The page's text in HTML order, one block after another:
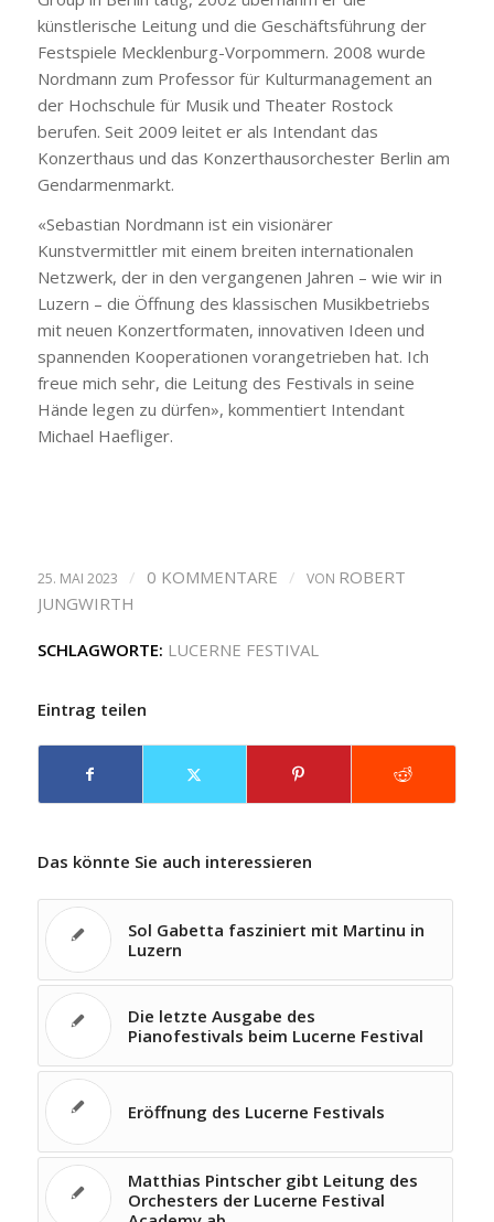
künstlerische Leitung und die Geschäftsführung der
Festspiele Mecklenburg-Vorpommern. 2008 wurde
Nordmann zum Professor für Kulturmanagement an
der Hochschule für Musik und Theater Rostock
berufen. Seit 2009 leitet er als Intendant das
Konzerthaus und das Konzerthausorchester Berlin am
Gendarmenmarkt.
«Sebastian Nordmann ist ein visionärer
Kunstvermittler mit einem breiten internationalen
Netzwerk, der in den vergangenen Jahren – wie wir in
Luzern – die Öffnung des klassischen Musikbetriebs
mit neuen Konzertformaten, innovativen Ideen und
spannenden Kooperationen vorangetrieben hat. Ich
freue mich sehr, die Leitung des Festivals in seine
Hände legen zu dürfen», kommentiert Intendant
Michael Haefliger.
25. MAI 2023 / 0 KOMMENTARE / VON ROBERT
JUNGWIRTH
SCHLAGWORTE: LUCERNE FESTIVAL
Eintrag teilen
Das könnte Sie auch interessieren
Sol Gabetta fasziniert mit Martinu in
Luzern
Die letzte Ausgabe des
Pianofestivals beim Lucerne Festival
Eröffnung des Lucerne Festivals
Matthias Pintscher gibt Leitung des
Orchesters der Lucerne Festival